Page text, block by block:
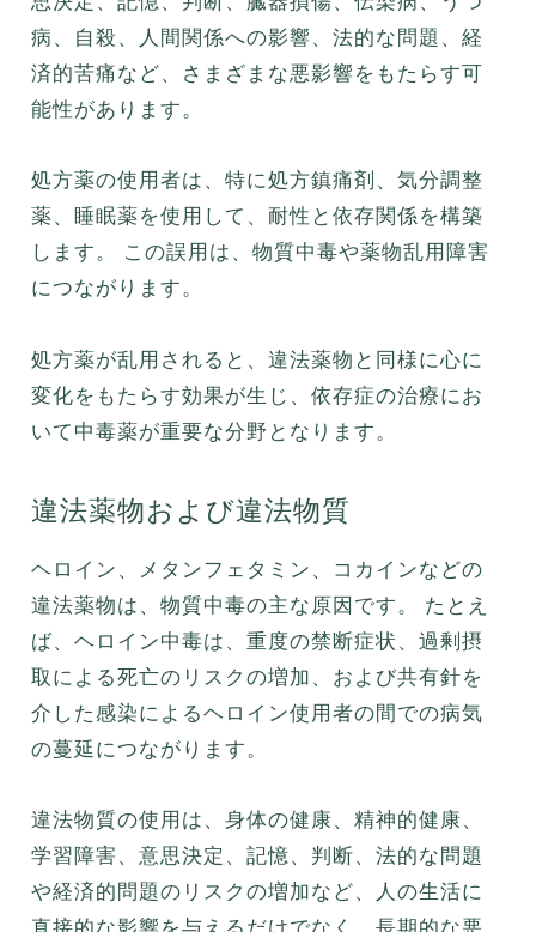
病、自殺、人間関係への影響、法的な問題、経
済的苦痛など、さまざまな悪影響をもたらす可
能性があります。
処方薬の使用者は、特に処方鎮痛剤、気分調整
薬、睡眠薬を使用して、耐性と依存関係を構築
します。 この誤用は、物質中毒や薬物乱用障害
につながります。
処方薬が乱用されると、違法薬物と同様に心に
変化をもたらす効果が生じ、依存症の治療にお
いて中毒薬が重要な分野となります。
違法薬物および違法物質
ヘロイン、メタンフェタミン、コカインなどの
違法薬物は、物質中毒の主な原因です。 たとえ
ば、ヘロイン中毒は、重度の禁断症状、過剰摂
取による死亡のリスクの増加、および共有針を
介した感染によるヘロイン使用者の間での病気
の蔓延につながります。
違法物質の使用は、身体の健康、精神的健康、
学習障害、意思決定、記憶、判断、法的な問題
や経済的問題のリスクの増加など、人の生活に